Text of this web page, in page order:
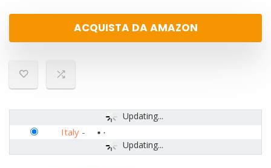
ACQUISTA DA AMAZON
Updating...
Updating...
Italy -